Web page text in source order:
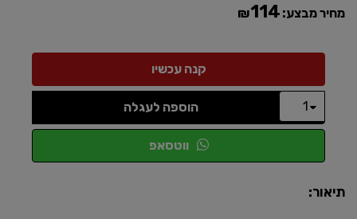
מחיר מבצע: ₪114
הוספה לעגלה
ווטסאפ
תיאור: